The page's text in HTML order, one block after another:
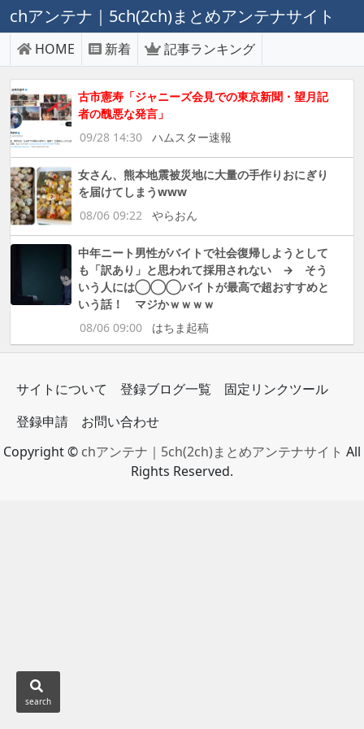
chアンテナ｜5ch(2ch)まとめアンテナサイト
HOME 新着 記事ランキング
古市憲寿「ジャニーズ会見での東京新聞・望月記
者の醜悪な発言」
09/28 14:30
ハムスター速報
女さん、熊本地震被災地に大量の手作りおにぎり
を届けてしまうwww
08/06 09:22
やらおん
中年ニート男性がバイトで社会復帰しようとして
も「訳あり」と思われて採用されない → そう
いう人には◯◯◯バイトが最高で超おすすめと
いう話！ マジかｗｗｗｗ
08/06 09:00
はちま起稿
サイトについて 登録ブログ一覧
固定リンクツール
登録申請
お問い合わせ
Copyright © chアンテナ｜5ch(2ch)まとめアンテナサイト All
Rights Reserved.
search